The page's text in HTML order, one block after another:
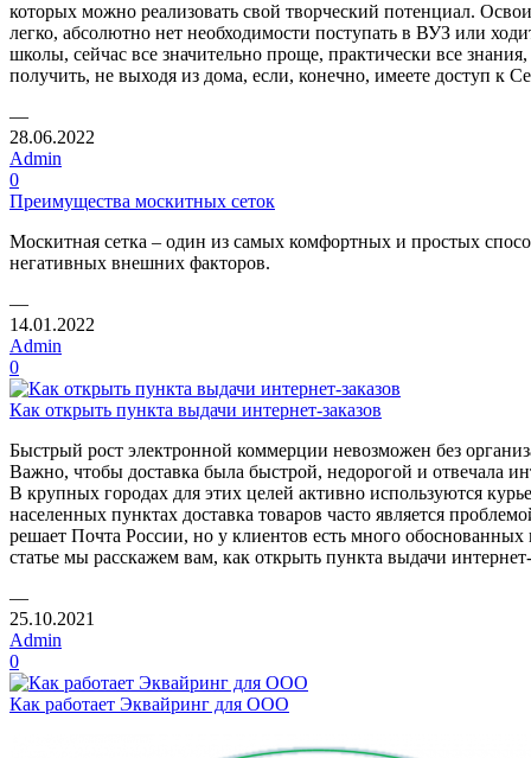
которых можно реализовать свой творческий потенциал.
легко, абсолютно нет необходимости поступать в ВУЗ или
школы, сейчас все значительно проще, практически все
получить, не выходя из дома, если, конечно, имеете доступ к
—
28.06.2022
Admin
0
Преимущества москитных сеток
Москитная сетка – один из самых комфортных и простых
негативных внешних факторов.
—
14.01.2022
Admin
0
Как открыть пункта выдачи интернет-заказов
Быстрый рост электронной коммерции невозможен без
Важно, чтобы доставка была быстрой, недорогой и отвечала
В крупных городах для этих целей активно используются
населенных пунктах доставка товаров часто является
решает Почта России, но у клиентов есть много
статье мы расскажем вам, как открыть пункта выдачи интернет-
—
25.10.2021
Admin
0
Как работает Эквайринг для ООО